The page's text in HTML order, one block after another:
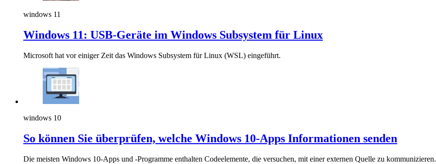
windows 11
Windows 11: USB-Geräte im Windows Subsystem für Linux
Microsoft hat vor einiger Zeit das Windows Subsystem für Linux (WSL) eingeführt.
windows 10
So können Sie überprüfen, welche Windows 10-Apps Informationen senden
Die meisten Windows 10-Apps und -Programme enthalten Codeelemente, die versuchen, mit einer externen Quelle zu kommunizieren.